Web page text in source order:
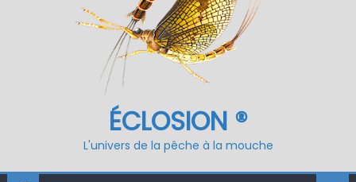
ÉCLOSION ®
L'univers de la pêche à la mouche